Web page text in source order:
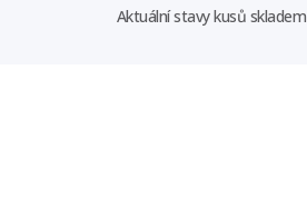
Aktuální stavy kusů skladem